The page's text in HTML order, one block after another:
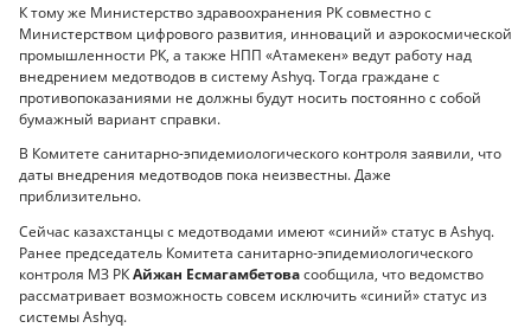
К тому же Министерство здравоохранения РК совместно с
Министерством цифрового развития, инноваций и аэрокосмической
промышленности РК, а также НПП «Атамекен» ведут работу над
внедрением медотводов в систему Ashyq. Тогда граждане с
противопоказаниями не должны будут носить постоянно с собой
бумажный вариант справки.
В Комитете санитарно-эпидемиологического контроля заявили, что
даты внедрения медотводов пока неизвестны. Даже
приблизительно.
Сейчас казахстанцы с медотводами имеют «синий» статус в Ashyq.
Ранее председатель Комитета санитарно-эпидемиологического
контроля МЗ РКАйжан Есмагамбетовасообщила, что ведомство
рассматривает возможность совсем исключить «синий» статус из
системы Ashyq.